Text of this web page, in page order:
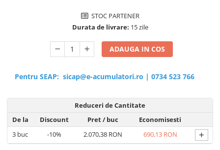
STOC PARTENER
Durata de livrare: 15 zile
ADAUGA IN COS
Pentru SEAP: sicap@e-acumulatori.ro | 0734 523 766
Reduceri de Cantitate
De la
Discount Pret/ buc
Economisesti
3 buc -10% 2.070,38 RON 690,13 RON +